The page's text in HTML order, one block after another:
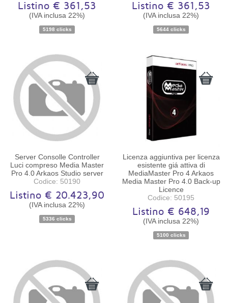
Disponibilità:Ordinabile
Listino € 361,53
(IVA inclusa 22%)
5198 clicks
Disponibilità:Ordinabile
Listino € 361,53
(IVA inclusa 22%)
5644 clicks
Disponibilità:Ordinabile
Server Consolle Controller
Luci compreso Media Master
Pro 4.0 Arkaos Studio server
Codice: 50190
Listino € 20.423,90
(IVA inclusa 22%)
5336 clicks
Disponibilità: Ordinabile
Licenza aggiuntiva per licenza
esistente giá attiva di
MediaMaster Pro 4 Arkaos
Media Master Pro 4.0 Back-up
Licence
Codice: 50195
Listino € 648,19
(IVA inclusa 22%)
5100 clicks